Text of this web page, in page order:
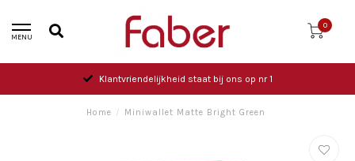
MENU
0
Klantvriendelijkheid staat bij ons op nr 1
Home / Miniwallet Matte Bright Green